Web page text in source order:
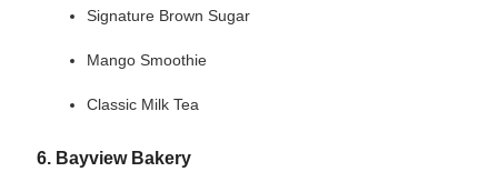
Signature Brown Sugar
Mango Smoothie
Classic Milk Tea
6. Bayview Bakery